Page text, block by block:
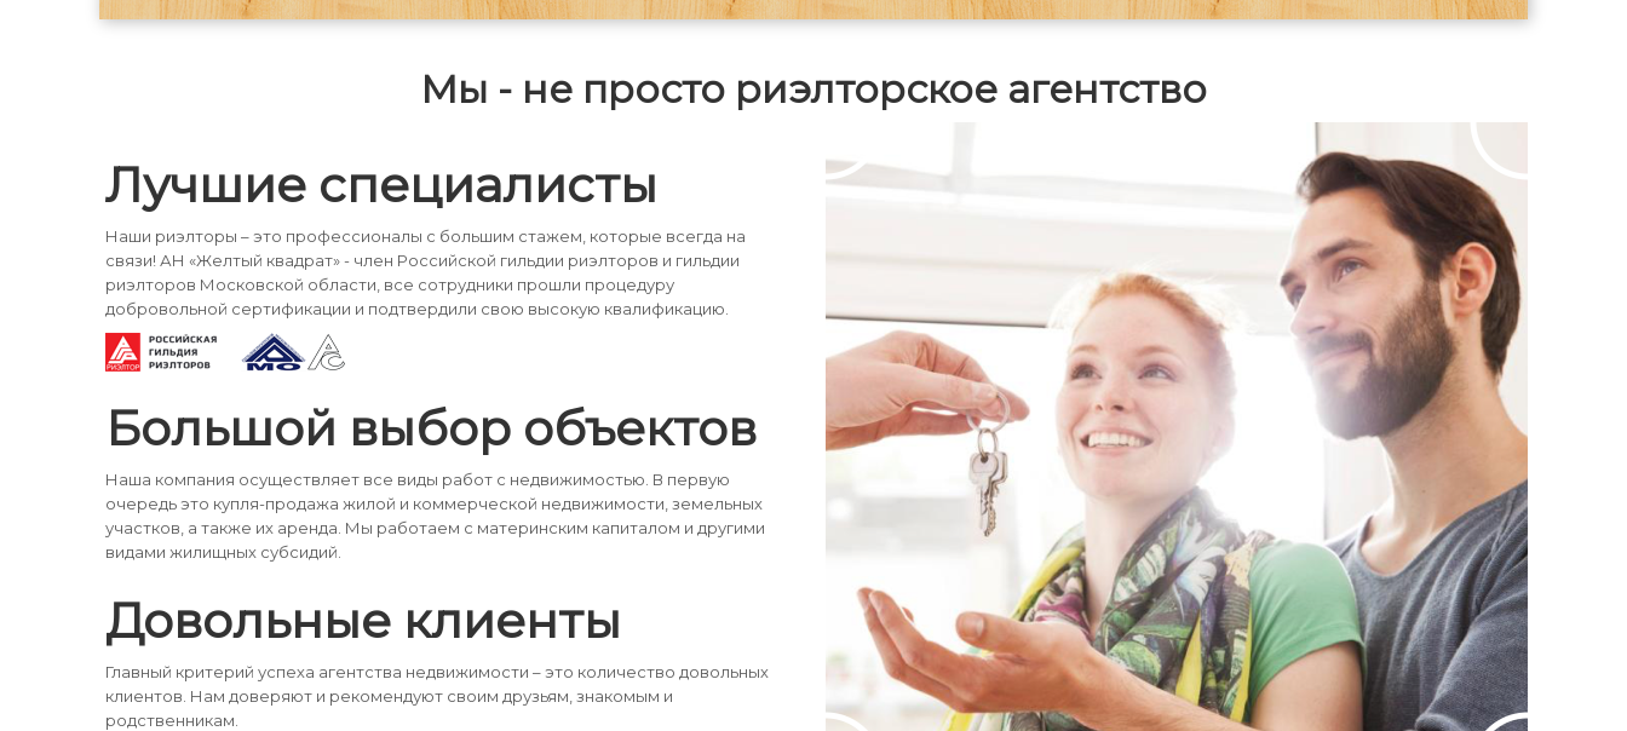
шоссе. В стоимость аренды
газоном, чистка снега ,
обслуживание коммуникаций будет
заполняется договор аренды.
каждая со своей душевой и
пространство для всей семьи, с
двух полноценных гостевых комнат с
собственными санузлами дом
отлично подходит для проживания
нескольких поколений семьи или
комфортного приёма гостей.
Подъезд Круглогодичный подъезд к
дому. Дорога отсыпана щебнем.
После завершения строительства
соседних домов планируется
асфальтирование от города, как по
другой части Глинково.
Инфраструктура В пешей
доступности находятся:
«Пятёрочка»; пункты выдачи
Wildberries и Ozon; автобусная
остановка. В 5 минутах на
автомобиле: детские сады; школы;
ТЦ «Парк»; «Вкусно — и точка».
Рядом находится Лесное озеро с
оборудованным пляжем для
летнего отдыха. До Троице-
Сергиевой лавры и центра Сергиева
Посада — около 15 минут на
автомобиле. 📍 Отличное
сочетание городского комфорта,
удобной транспортной доступности
и жизни в собственном просторном
доме.
подходит под ипотеку и иные виды
счастливой жизни! Разумный торг!
Оперативный показ! По всемМы - не просто риэлторское агентство
Лучшие специалисты
Наши риэлторы – это профессионалы с большим стажем, которые всегда на
связи! АН «Желтый квадрат» - член Российской гильдии риэлторов и гильдии
риэлторов Московской области, все сотрудники прошли процедуру
добровольной сертификации и подтвердили свою высокую квалификацию.
Большой выбор объектов
Наша компания осуществляет все виды работ с недвижимостью. В первую
очередь это купля-продажа жилой и коммерческой недвижимости, земельных
участков, а также их аренда. Мы работаем с материнским капиталом и другими
видами жилищных субсидий.
Довольные клиенты
Главный критерий успеха агентства недвижимости – это количество довольных
клиентов. Нам доверяют и рекомендуют своим друзьям, знакомым и
родственникам.